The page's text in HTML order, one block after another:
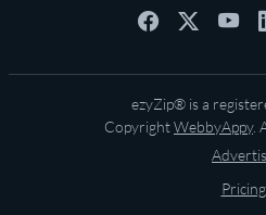
ezyZip® is a
CopyrightWebbyAppy.
Pricing